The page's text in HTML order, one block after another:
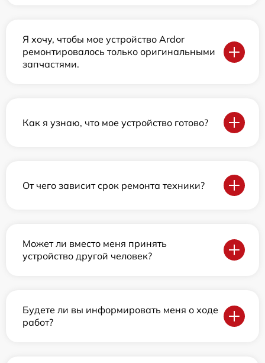
Я хочу, чтобы мое устройство Ardor
ремонтировалось только оригинальными
запчастями.
Как я узнаю, что мое устройство готово?
От чего зависит срок ремонта техники?
Может ли вместо меня принять
устройство другой человек?
Будете ли вы информировать меня о ходе
работ?